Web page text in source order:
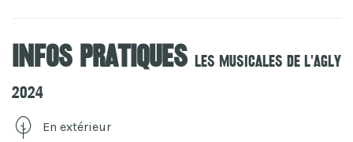
Infos pratiques Les Musicales De L'Agly
2024
En extérieur